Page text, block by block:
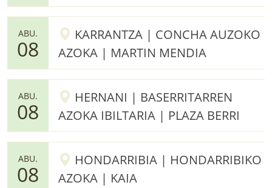
ABU.
08
KARRANTZA | CONCHA AUZOKO
AZOKA | MARTIN MENDIA
ABU.
08
HERNANI | BASERRITARREN
AZOKA IBILTARIA | PLAZA BERRI
ABU.
08
HONDARRIBIA | HONDARRIBIKO
AZOKA | KAIA